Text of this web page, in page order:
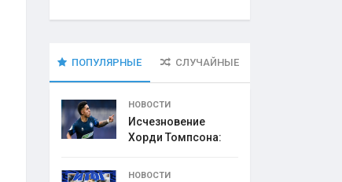
ПОПУЛЯРНЫЕ СЛУЧАЙНЫЕ
НОВОСТИ
Исчезновение
Хорди Томпсона:
НОВОСТИ